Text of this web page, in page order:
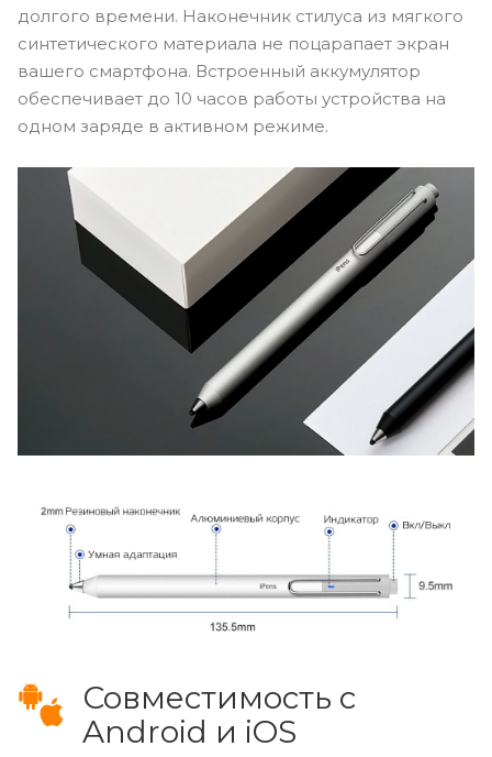
долгого времени. Наконечник стилуса из мягкого
синтетического материала не поцарапает экран
вашего смартфона. Встроенный аккумулятор
обеспечивает до 10 часов работы устройства на
одном заряде в активном режиме.
Совместимость с
Android и iOS